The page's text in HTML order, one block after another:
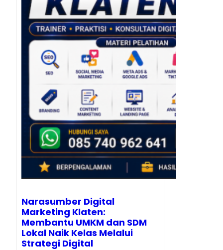
Narasumber Digital
Marketing Klaten:
Membantu UMKM dan SDM
Lokal Naik Kelas Melalui
Strategi Digital